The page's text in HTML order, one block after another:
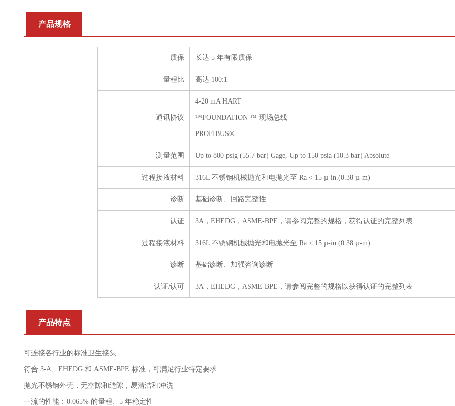
产品规格
质保 长达 5 年有限质保
量程比 高达 100:1
通讯协议
4-20 mA HART
™FOUNDATION ™ 现场总线
PROFIBUS®
测量范围 Up to 800 psig (55.7 bar) Gage, Up to 150 psia (10.3 bar) Absolute
过程接液材料 316L 不锈钢机械抛光和电抛光至 Ra < 15 µ-in.(0.38 µ-m)
诊断 基础诊断、回路完整性
认证 3A，EHEDG，ASME-BPE，请参阅完整的规格，获得认证的完整列表
过程接液材料 316L 不锈钢机械抛光和电抛光至 Ra < 15 µ-in (0.38 µ-m)
诊断 基础诊断、加强咨询诊断
认证/认可 3A，EHEDG，ASME-BPE，请参阅完整的规格以获得认证的完整列表
产品特点
可连接各行业的标准卫生接头
符合 3-A、EHEDG 和 ASME-BPE 标准，可满足行业特定要求
抛光不锈钢外壳，无空隙和缝隙，易清洁和冲洗
一流的性能：0.065% 的量程、5 年稳定性